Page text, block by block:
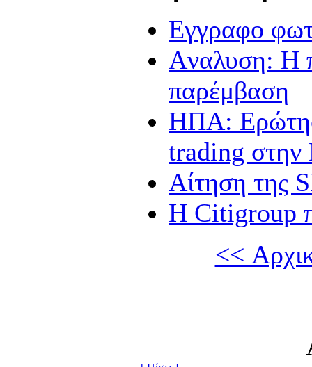
Εγγραφο
Aναλυση: Η
παρέμβαση
ΗΠΑ:
trading στην
Αίτηση της
Η Citigroup
<<